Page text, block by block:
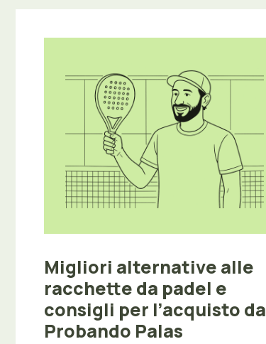
Migliori alternative alle
racchette da padel e
consigli per l’acquisto da
Probando Palas